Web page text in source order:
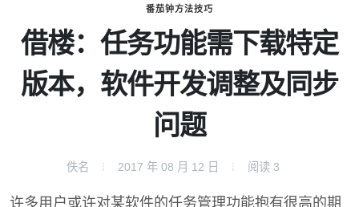
番茄钟方法技巧
借楼：任务功能需下载特定
版本，软件开发调整及同步
问题
佚名 2017 年 08 月 12 日 阅读 3
许多用户或许对某软件的任务管理功能抱有很高的期